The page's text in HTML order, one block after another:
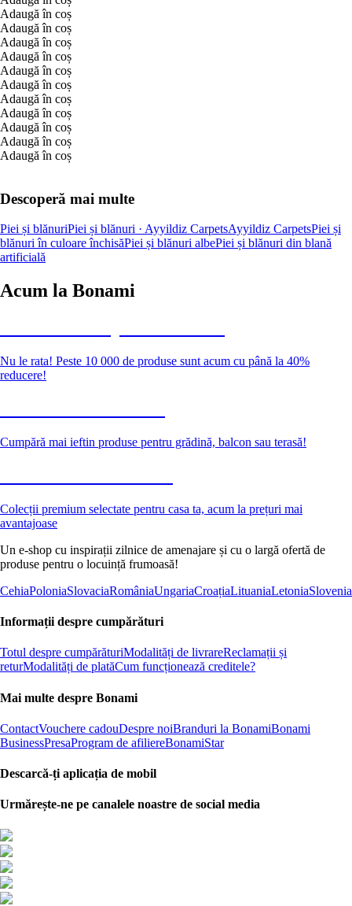
Adaugă în coș
Adaugă în coș
Adaugă în coș
Adaugă în coș
Adaugă în coș
Adaugă în coș
Adaugă în coș
Adaugă în coș
Adaugă în coș
Adaugă în coș
Adaugă în coș
Descoperă mai multe
Piei și blănuriPiei și blănuri · Ayyildiz CarpetsAyyildiz CarpetsPiei și
blănuri în culoare închisăPiei și blănuri albePiei și blănuri din blană
artificială
Acum la Bonami
Nu le rata! Peste 10 000 de produse sunt acum cu până la 40%
reducere!
Cumpără mai ieftin produse pentru grădină, balcon sau terasă!
Colecții premium selectate pentru casa ta, acum la prețuri mai
avantajoase
Un e-shop cu inspirații zilnice de amenajare și cu o largă ofertă de
produse pentru o locuință frumoasă!
CehiaPoloniaSlovaciaRomâniaUngariaCroațiaLituaniaLetoniaSlovenia
Informații despre cumpărături
Totul despre cumpărăturiModalități de livrareReclamații și
returModalități de platăCum funcționează creditele?
Mai multe despre Bonami
ContactVouchere cadouDespre noiBranduri la BonamiBonami
BusinessPresaProgram de afiliereBonamiStar
Descarcă-ți aplicația de mobil
Urmărește-ne pe canalele noastre de social media